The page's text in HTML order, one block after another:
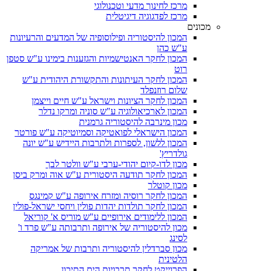
מרכז לחינוך מדעי וטכנולוגי
מרכז לפדגוגיה דיגיטלית
מכונים
המכון להיסטוריה ופילוסופיה של המדעים והרעיונות
ע"ש כהן
המכון לחקר האנטישמיות והגזענות בימינו ע"ש סטפן
רוט
המכון לחקר העיתונות והתקשורת היהודית ע"ש
שלום רוזנפלד
המכון לחקר הציונות וישראל ע"ש חיים וייצמן
המכון לארכיאולוגיה ע"ש סוניה ומרקו נדלר
מכון מינרבה להיסטוריה גרמנית
המכון הישראלי לפואטיקה וסמיוטיקה ע"ש פורטר
המכון ללשון, לספרות ולתרבות היידיש ע"ש יונה
גולדריץ'
מכון לדו-קיום יהודי-ערבי ע"ש וולטר לבך
המכון לחקר תודעה היסטורית ע"ש אוה ומרק ביסן
מכון קוטלר
המכון לחקר רוסיה ומזרח אירופה ע"ש קמינגס
המכון לחקר תולדות יהדות פולין ויחסי ישראל-פולין
המכון ללימודים אירופיים ע"ש מוריס א' קוריאל
מכון להיסטוריה של אירופה ותרבותה ע"ש פרד ו'
לסינג
מכון סברדלין להיסטוריה ותרבות של אמריקה
הלטינית